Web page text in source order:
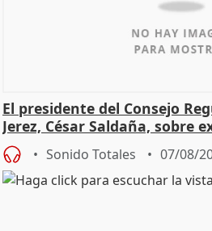
El presidente del Consejo
Jerez, César Saldaña, sobre
Sonido Totales 07/08/